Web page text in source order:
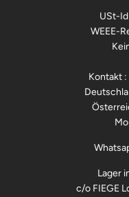
USt-
WEEE-
Kontakt :
Lager
c/o FIEGE